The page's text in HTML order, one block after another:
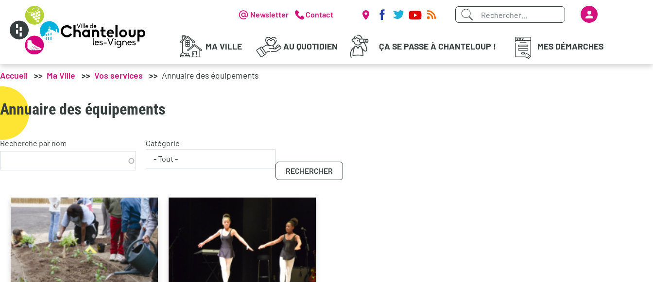
Header - Communication
Newsletter Contact Réseaux sociaux
Menu du
Menu principal
MA VILLE AU QUOTIDIEN ÇA SE PASSE À CHANTELOUP ! MES DÉMARCHES
Accueil Ma Ville Vos services Annuaire des équipements
Annuaire des équipements
Recherche par nom Catégorie
RECHERCHER